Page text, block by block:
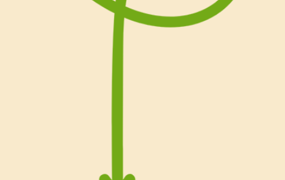
torta Primavera: